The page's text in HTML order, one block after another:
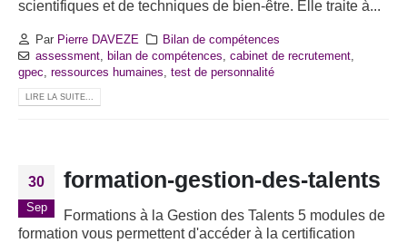
scientifiques et de techniques de bien-être. Elle traite à...
Par Pierre DAVEZE
Bilan de compétences
assessment, bilan de compétences cabinet de recrutement,
gpec
ressources humaines test de personnalité
LIRE LA SUITE...
30
Sep
formation-gestion-des-talents
Formations à la Gestion des Talents 5 modules de
formation vous permettent d'accéder à la certification